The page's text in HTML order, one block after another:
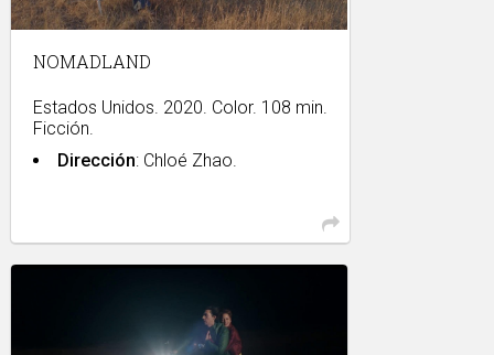
NOMADLAND
Estados Unidos. 2020. Color. 108 min.
Ficción.
Dirección: Chloé Zhao.